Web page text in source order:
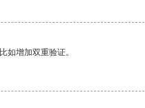
如增加双重验证。